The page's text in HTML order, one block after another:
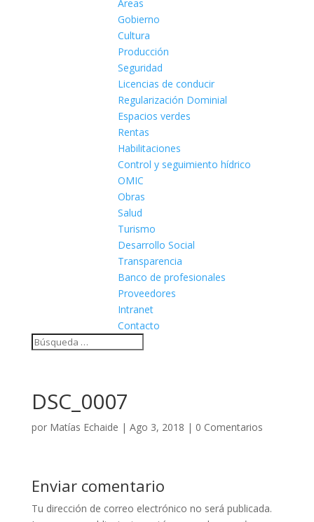
Areas
Gobierno
Cultura
Producción
Seguridad
Licencias de conducir
Regularización Dominial
Espacios verdes
Rentas
Habilitaciones
Control y seguimiento hídrico
OMIC
Obras
Salud
Turismo
Desarrollo Social
Transparencia
Banco de profesionales
Proveedores
Intranet
Contacto
DSC_0007
por Matías Echaide | Ago 3, 2018 | 0 Comentarios
Enviar comentario
Tu dirección de correo electrónico no será publicada.